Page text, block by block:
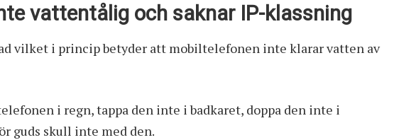
vattentålig och saknar IP-klassning
vilket i princip betyder att mobiltelefonen inte klarar vatten av
i regn, tappa den inte i badkaret, doppa den inte i
guds skull inte med den.